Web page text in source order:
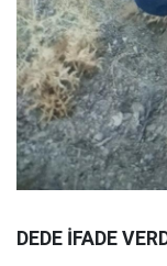
DEDE İFADE